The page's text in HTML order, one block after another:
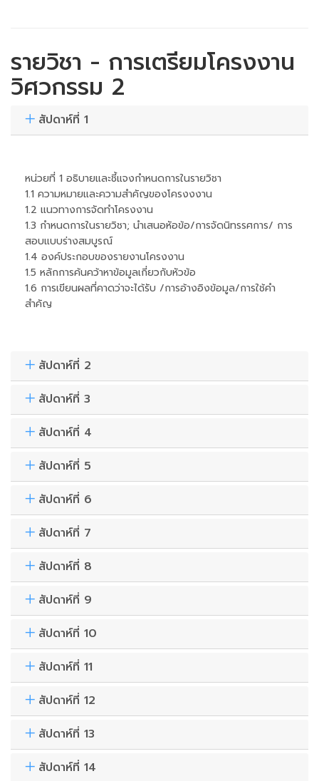
รายวิชา - การเตรียมโครงงาน
วิศวกรรม 2
สัปดาห์ที่ 1
หน่วยที่ 1 อธิบายและชี้แจงกำหนดการในรายวิชา
1.1 ความหมายและความสำคัญของโครงงงาน
1.2 แนวทางการจัดทำโครงงาน
1.3 กำหนดการในรายวิชา; นำเสนอหัอข้อ/การจัดนิทรรศการ/ การ
สอบแบบร่างสมบูรณ์
1.4 องค์ประกอบของรายงานโครงงาน
1.5 หลักการค้นคว้าหาข้อมูลเกี่ยวกับหัวข้อ
1.6 การเขียนผลที่คาดว่าจะได้รับ /การอ้างอิงข้อมูล/การใช้คำ
สำคัญ
สัปดาห์ที่ 2
สัปดาห์ที่ 3
สัปดาห์ที่ 4
สัปดาห์ที่ 5
สัปดาห์ที่ 6
สัปดาห์ที่ 7
สัปดาห์ที่ 8
สัปดาห์ที่ 9
สัปดาห์ที่ 10
สัปดาห์ที่ 11
สัปดาห์ที่ 12
สัปดาห์ที่ 13
สัปดาห์ที่ 14